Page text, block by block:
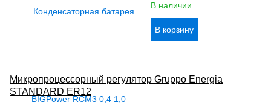
В наличии
Микропроцессорный регулятор Gruppo Energia
STANDARD ER12